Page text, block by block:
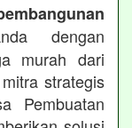
dengan
murah dari
strategis
Pembuatan